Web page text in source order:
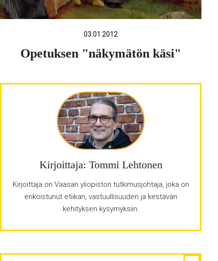
03.01.2012
Opetuksen "näkymätön käsi"
Kirjoittaja: Tommi Lehtonen
Kirjoittaja on Vaasan yliopiston tutkimusjohtaja, joka on
erikoistunut etiikan, vastuullisuuden ja kestävän
kehityksen kysymyksiin.
Haku